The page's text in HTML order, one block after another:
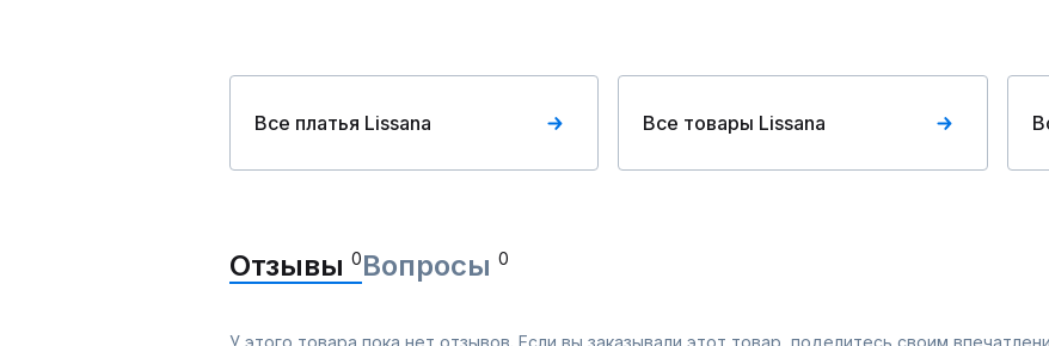
Все платья Lissana Все товары Lissana
Отзывы 0Вопросы 0
У этого товара пока нет отзывов. Если вы заказывали этот товар, поделитесь своим